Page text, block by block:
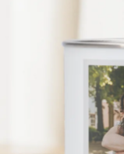
4,8
Unsere
4,8 bei Google
die wir versenden).
+49 39292